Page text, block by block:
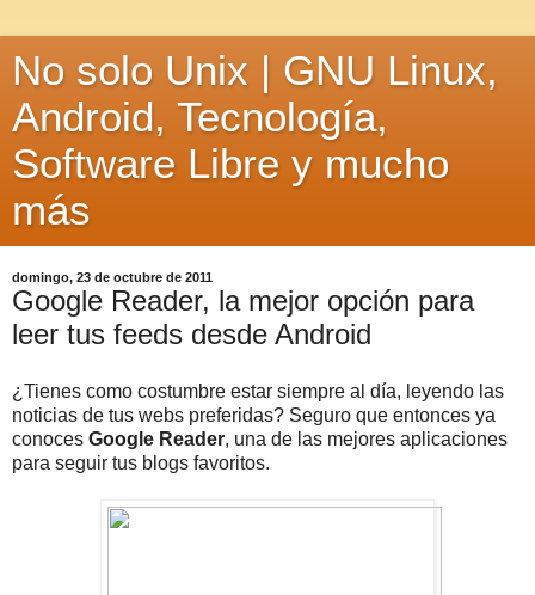
No solo Unix | GNU Linux,
Android, Tecnología,
Software Libre y mucho
más
domingo, 23 de octubre de 2011
Google Reader, la mejor opción para
leer tus feeds desde Android
¿Tienes como costumbre estar siempre al día, leyendo las
noticias de tus webs preferidas? Seguro que entonces ya
conoces Google Reader, una de las mejores aplicaciones
para seguir tus blogs favoritos.